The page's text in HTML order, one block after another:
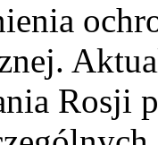
Rosji